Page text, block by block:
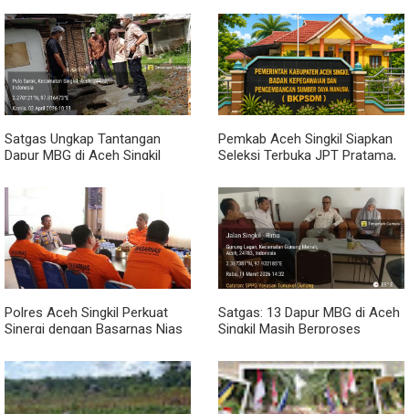
Satgas Ungkap Tantangan
Dapur MBG di Aceh Singkil
Pemkab Aceh Singkil Siapkan
Seleksi Terbuka JPT Pratama,
Kinerja
Polres Aceh Singkil Perkuat
Sinergi dengan Basarnas Nias
Satgas: 13 Dapur MBG di Aceh
Singkil Masih Berproses